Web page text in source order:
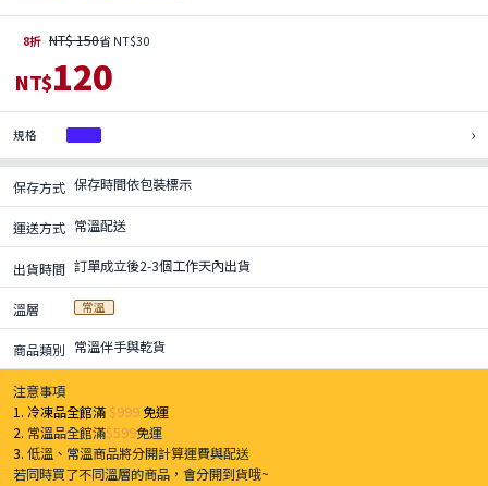
8折 NT$ 150省 NT$30
NT$120
規格 ›
保存方式 保存時間依包裝標示
運送方式 常溫配送
出貨時間 訂單成立後2-3個工作天內出貨
溫層 常溫
商品類別 常溫伴手與乾貨
注意事項
1. 冷凍品全館滿 $999免運
2. 常溫品全館滿$599免運
3.低溫、常溫商品將分開計算運費與配送
若同時買了不同溫層的商品，會分開到貨哦~